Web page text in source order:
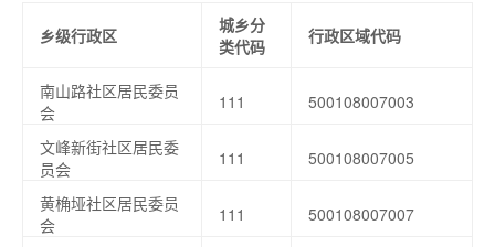
乡级行政区
城乡分
类代码
行政区域代码
南山路社区居民委员
会
111 500108007003
文峰新街社区居民委
员会
111 500108007005
黄桷垭社区居民委员
会
111 500108007007